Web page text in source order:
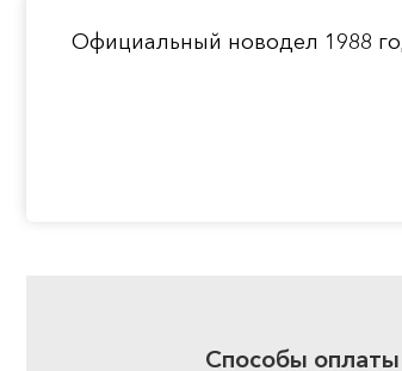
Официальный новодел 1988
Способы оплаты